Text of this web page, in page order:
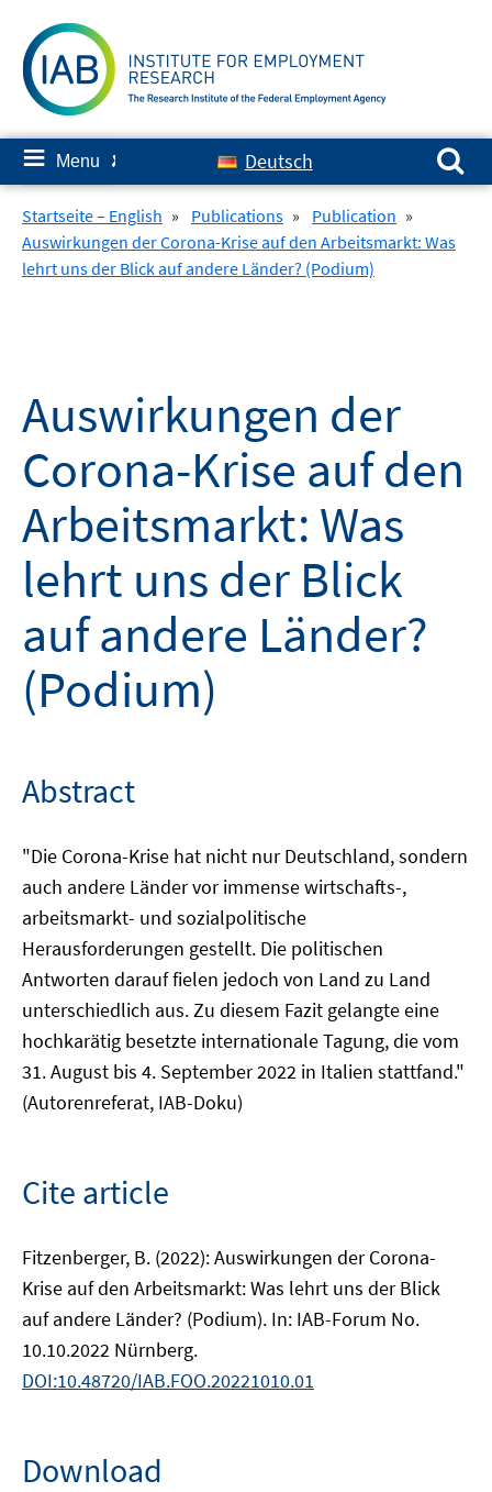
content
≡ Menu ✘ Deutsch
Search for:
Startseite – English » Publications » Publication »
Auswirkungen der Corona-Krise auf den Arbeitsmarkt: Was
lehrt uns der Blick auf andere Länder? (Podium)
Auswirkungen der
Corona-Krise auf den
Arbeitsmarkt: Was
lehrt uns der Blick
auf andere Länder?
(Podium)
Abstract
"Die Corona-Krise hat nicht nur Deutschland, sondern
auch andere Länder vor immense wirtschafts-,
arbeitsmarkt- und sozialpolitische
Herausforderungen gestellt. Die politischen
Antworten darauf fielen jedoch von Land zu Land
unterschiedlich aus. Zu diesem Fazit gelangte eine
hochkarätig besetzte internationale Tagung, die vom
31. August bis 4. September 2022 in Italien stattfand."
(Autorenreferat, IAB-Doku)
Cite article
Fitzenberger, B. (2022): Auswirkungen der Corona-
Krise auf den Arbeitsmarkt: Was lehrt uns der Blick
auf andere Länder? (Podium). In: IAB-Forum No.
10.10.2022 Nürnberg.
DOI:10.48720/IAB.FOO.20221010.01
Download